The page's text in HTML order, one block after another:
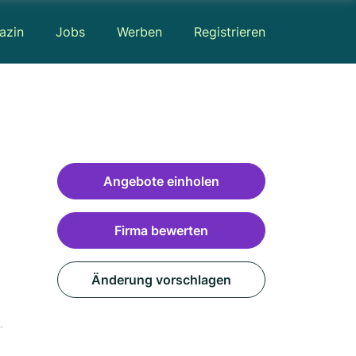
Jobs Werben Registrieren
Angebote einholen
Firma bewerten
Änderung vorschlagen